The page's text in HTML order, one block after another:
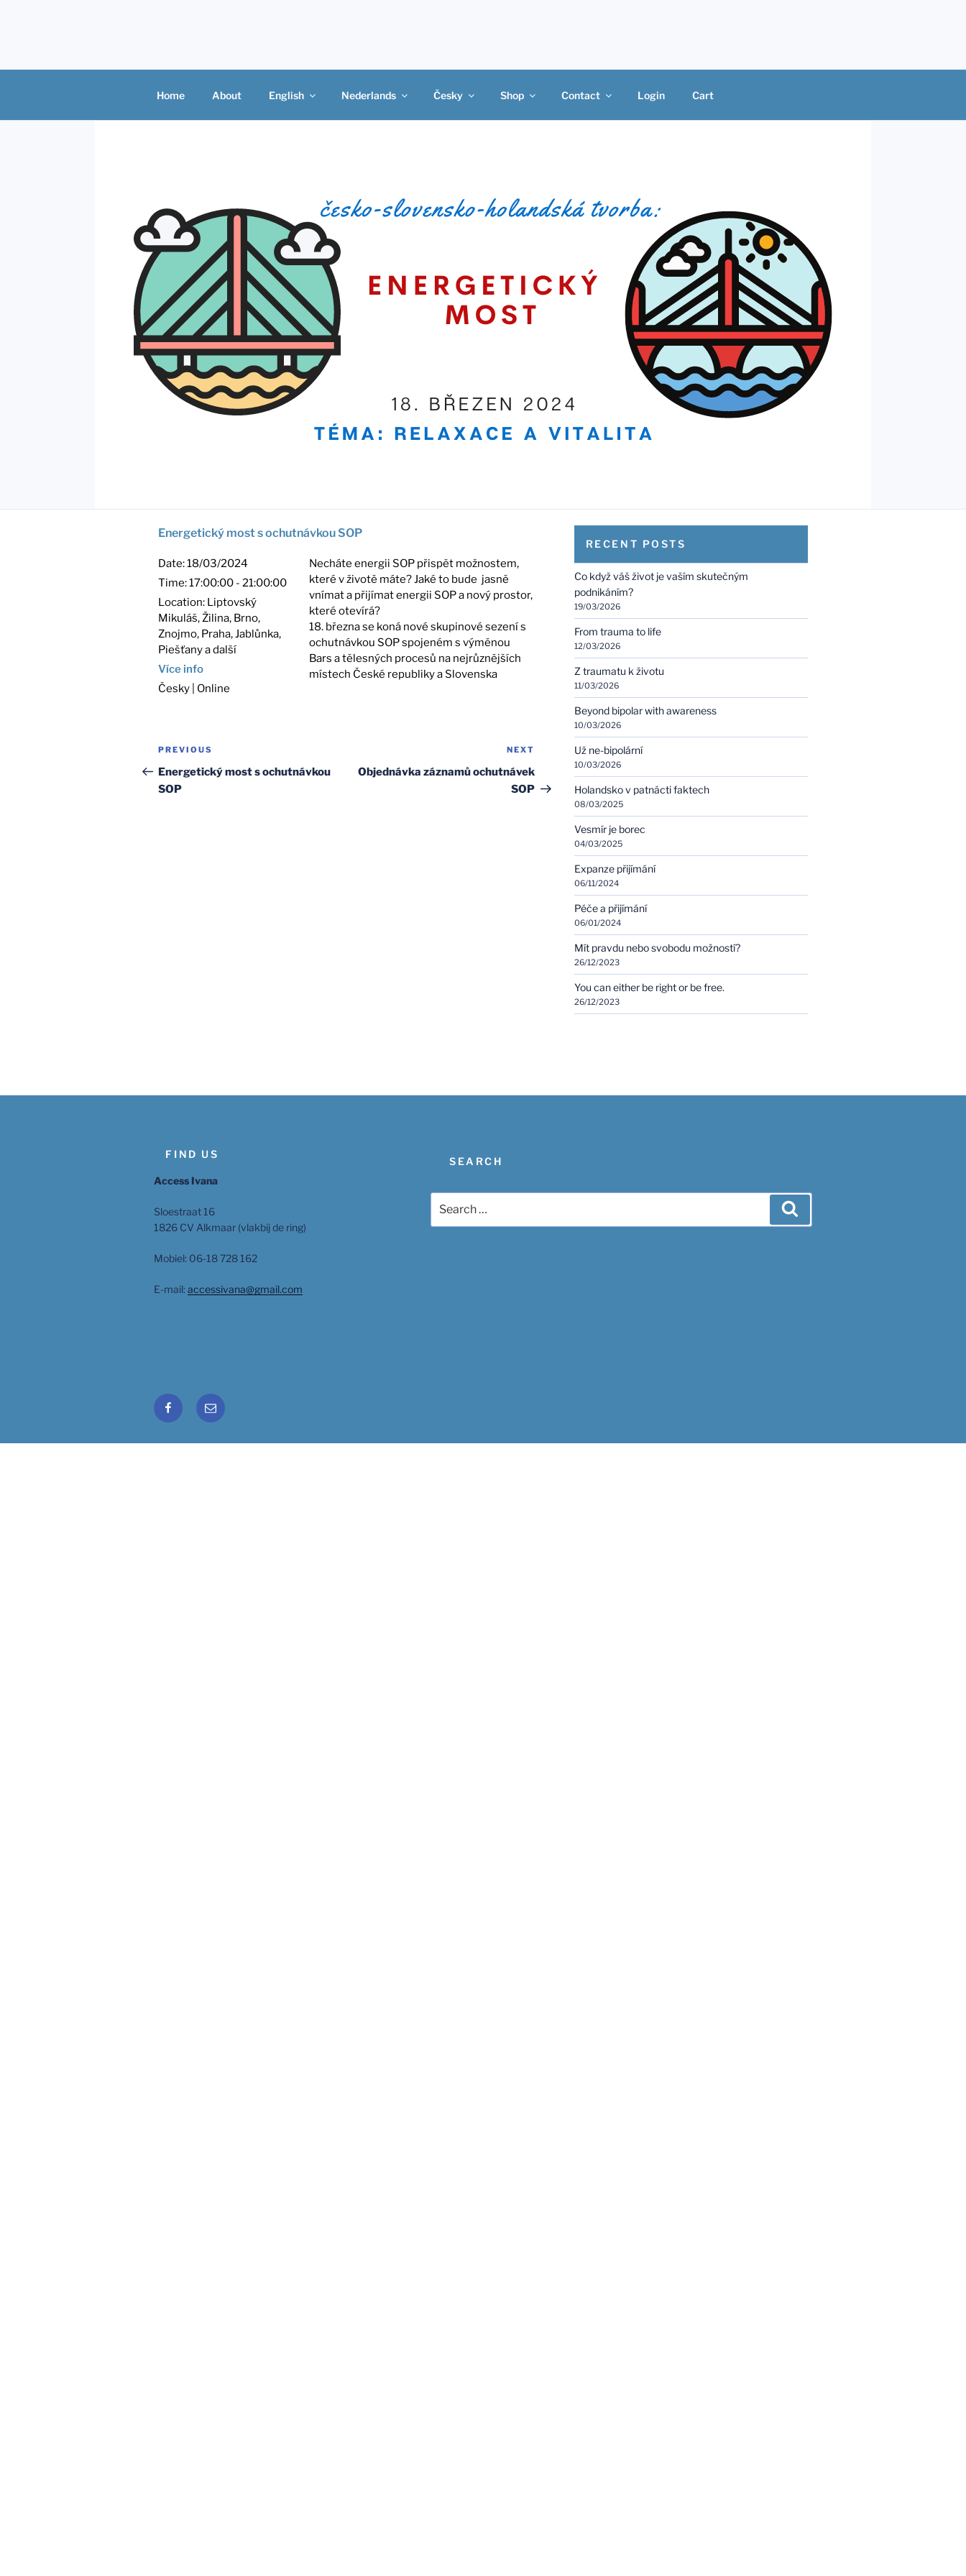
Home About English Nederlands Česky Shop Contact Login Cart
Energetický most s ochutnávkou SOP
Date:18/03/2024
Time:17:00:00 - 21:00:00
Location: Liptovský
Mikuláš, Žilina, Brno,
Znojmo, Praha, Jablůnka,
Piešťany a další
Více info
Česky | Online
Necháte energii SOP přispět možnostem,
které v životě máte? Jaké to bude jasně
vnímat a přijímat energii SOP a nový prostor,
které otevírá?
18. března se koná nové skupinové sezení s
ochutnávkou SOP spojeném s výměnou
Bars a tělesných procesů na nejrůznějších
místech České republiky a Slovenska
Post
navigation
Previous
Post
PREVIOUS
Energetický most s ochutnávkou
SOP
Post
NEXT
Objednávka záznamů ochutnávek
SOP
RECENT POSTS
Co když váš život je vaším skutečným
podnikáním?
19/03/2026
From trauma to life
12/03/2026
Z traumatu k životu
11/03/2026
Beyond bipolar with awareness
10/03/2026
Už ne-bipolární
10/03/2026
Holandsko v patnácti faktech
08/03/2025
Vesmír je borec
04/03/2025
Expanze přijímání
06/11/2024
Péče a přijímání
06/01/2024
Mít pravdu nebo svobodu možností?
26/12/2023
You can either be right or be free.
26/12/2023
FIND US
Access Ivana
Sloestraat 16
1826 CV Alkmaar (vlakbij de ring)
Mobiel: 06-18 728 162
E-mail: accessivana@gmail.com
SEARCH
for:
FacebookEmail
Ivana